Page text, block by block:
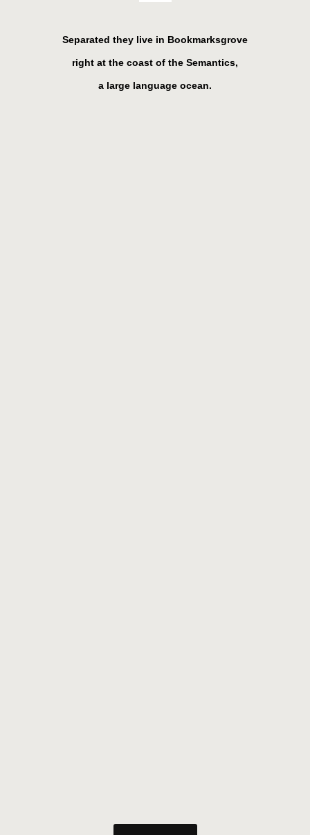
Separated they live in Bookmarksgrove
right at the coast of the Semantics,
a large language ocean.